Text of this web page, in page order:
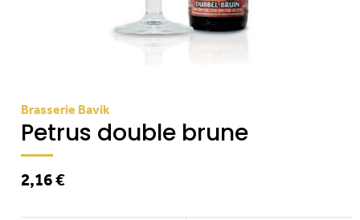
Brasserie Bavik
Petrus double brune
2,16 €